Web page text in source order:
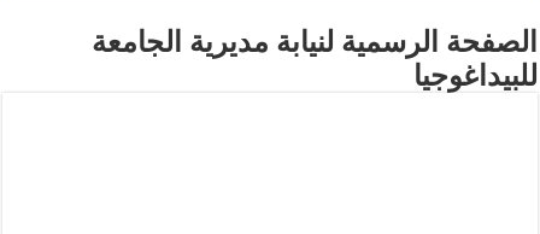
الصفحة الرسمية لنيابة مديرية الجامعة
للبيداغوجيا